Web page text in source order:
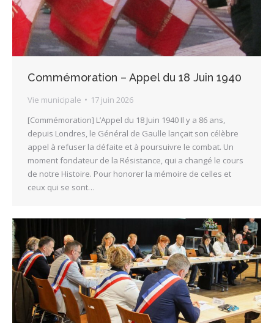
Commémoration – Appel du 18 Juin 1940
Vie municipale
17 juin 2026
[Commémoration] L’Appel du 18 Juin 1940 ​Il y a 86 ans,
depuis Londres, le Général de Gaulle lançait son célèbre
appel à refuser la défaite et à poursuivre le combat. Un
moment fondateur de la Résistance, qui a changé le cours
de notre Histoire. ​Pour honorer la mémoire de celles et
ceux qui se sont…